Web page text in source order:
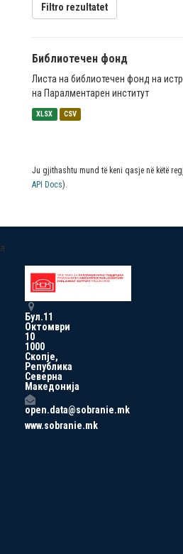
Filtro rezultatet
Библиотечен фонд
Листа на библиотечен фонд на
на Паралментарен институт
XLSX CSV
Ju gjithashtu mund të keni qasje në këtë
API Docs).
a
Бул.11
Октомври
10
1000
Скопје,
Република
Северна
Македонија
open.data@sobranie.mk
www.sobranie.mk